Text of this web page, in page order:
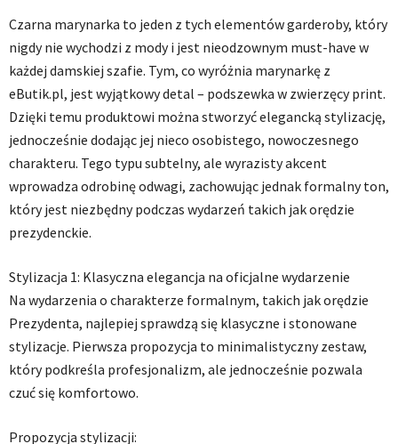
Czarna marynarka to jeden z tych elementów garderoby, który
nigdy nie wychodzi z mody i jest nieodzownym must-have w
każdej damskiej szafie. Tym, co wyróżnia marynarkę z
eButik.pl, jest wyjątkowy detal – podszewka w zwierzęcy print.
Dzięki temu produktowi można stworzyć elegancką stylizację,
jednocześnie dodając jej nieco osobistego, nowoczesnego
charakteru. Tego typu subtelny, ale wyrazisty akcent
wprowadza odrobinę odwagi, zachowując jednak formalny ton,
który jest niezbędny podczas wydarzeń takich jak orędzie
prezydenckie.
Stylizacja 1: Klasyczna elegancja na oficjalne wydarzenie
Na wydarzenia o charakterze formalnym, takich jak orędzie
Prezydenta, najlepiej sprawdzą się klasyczne i stonowane
stylizacje. Pierwsza propozycja to minimalistyczny zestaw,
który podkreśla profesjonalizm, ale jednocześnie pozwala
czuć się komfortowo.
Propozycja stylizacji: